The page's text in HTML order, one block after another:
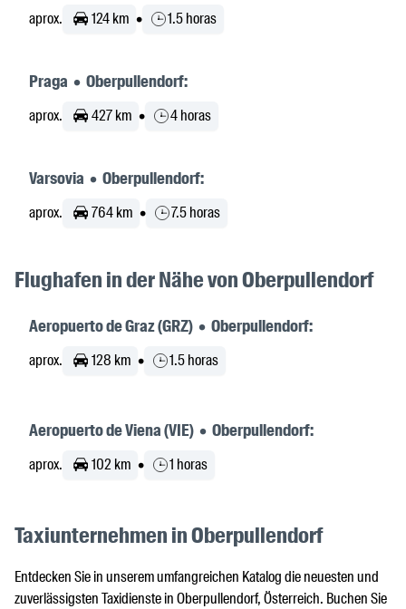
aprox. 124 km • 1.5 horas
Praga • Oberpullendorf:
aprox. 427 km • 4 horas
Varsovia • Oberpullendorf:
aprox. 764 km • 7.5 horas
Flughafen in der Nähe von Oberpullendorf
Aeropuerto de Graz (GRZ) • Oberpullendorf:
aprox. 128 km • 1.5 horas
Aeropuerto de Viena (VIE) • Oberpullendorf:
aprox. 102 km • 1 horas
Taxiunternehmen in Oberpullendorf
Entdecken Sie in unserem umfangreichen Katalog die neuesten und
zuverlässigsten Taxidienste in Oberpullendorf, Österreich. Buchen Sie